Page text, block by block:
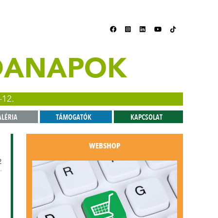
TÁMOGATÓK KAPCSOLAT
WEBSHOP